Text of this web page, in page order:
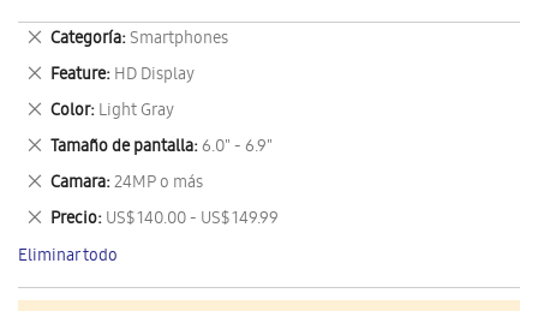
Categoría Smartphones
Eliminar
este
artículo
Feature HD Display
Eliminar
este
artículo
Color Light Gray
Eliminar
este
artículo
Tamaño de pantalla 6.0" - 6.9"
Eliminar
este
artículo
Camara 24MP o más
Eliminar
este
artículo
Precio US$ 140.00 - US$ 149.99
Eliminar
este
artículo
Eliminar todo